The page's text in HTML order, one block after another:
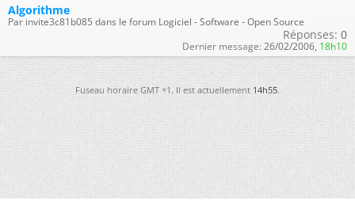
Algorithme
Par invite3c81b085 dans le forum Logiciel - Software - Open Source
Réponses: 0
Dernier message: 26/02/2006, 18h10
Fuseau horaire GMT +1. Il est actuellement14h55.